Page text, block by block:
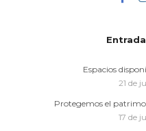
Espacios
21 de
Protegemos el
17 de